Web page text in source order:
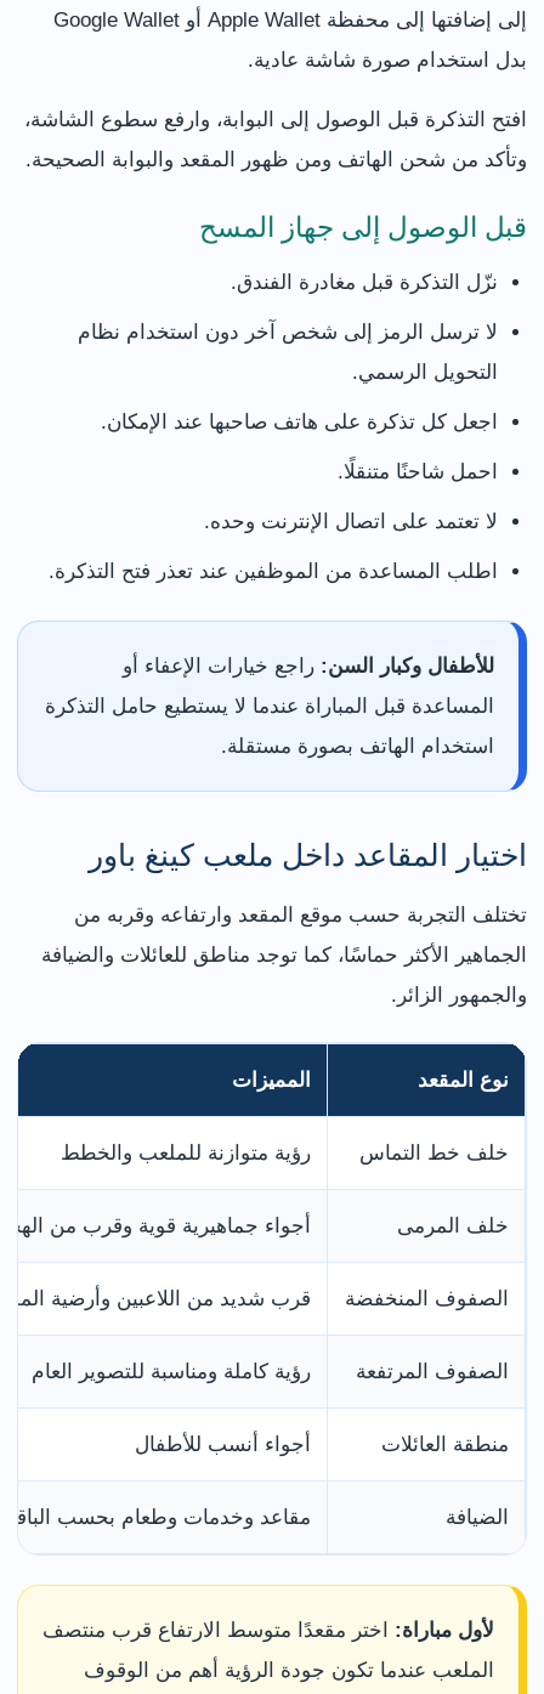
إلى إضافتها إلى محفظة Apple Wallet أو Google Wallet
بدل استخدام صورة شاشة عادية.
افتح التذكرة قبل الوصول إلى البوابة، وارفع سطوع الشاشة،
وتأكد من شحن الهاتف ومن ظهور المقعد والبوابة الصحيحة.
قبل الوصول إلى جهاز المسح
نزّل التذكرة قبل مغادرة الفندق.
لا ترسل الرمز إلى شخص آخر دون استخدام نظام
التحويل الرسمي.
اجعل كل تذكرة على هاتف صاحبها عند الإمكان.
احمل شاحنًا متنقلًا.
لا تعتمد على اتصال الإنترنت وحده.
اطلب المساعدة من الموظفين عند تعذر فتح التذكرة.
للأطفال وكبار السن: راجع خيارات الإعفاء أو
المساعدة قبل المباراة عندما لا يستطيع حامل التذكرة
استخدام الهاتف بصورة مستقلة.
اختيار المقاعد داخل ملعب كينغ باور
تختلف التجربة حسب موقع المقعد وارتفاعه وقربه من
الجماهير الأكثر حماسًا، كما توجد مناطق للعائلات والضيافة
والجمهور الزائر.
نوع المقعد المميزات
خلف خط التماس رؤية متوازنة للملعب والخطط
خلف المرمى أجواء جماهيرية قوية وقرب من
الصفوف المنخفضة قرب شديد من اللاعبين وأرضية
الصفوف المرتفعة رؤية كاملة ومناسبة للتصوير العام
منطقة العائلات أجواء أنسب للأطفال
الضيافة مقاعد وخدمات وطعام بحسب الباقة
لأول مباراة: اختر مقعدًا متوسط الارتفاع قرب منتصف
الملعب عندما تكون جودة الرؤية أهم من الوقوف